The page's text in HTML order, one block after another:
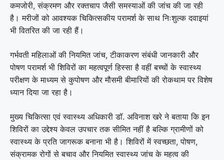
कमजोरी, संक्रमण और रक्तचाप जैसी समस्याओं की जांच की जा रही
है। मरीजों को आवश्यक चिकित्सकीय परामर्श के साथ निःशुल्क दवाइयां
भी वितरित की जा रही हैं।
गर्भवती महिलाओं की नियमित जांच, टीकाकरण संबंधी जानकारी और
पोषण परामर्श भी शिविरों का महत्वपूर्ण हिस्सा है वहीं बच्चों के स्वास्थ्य
परीक्षण के माध्यम से कुपोषण और मौसमी बीमारियों की रोकथाम पर विशेष
ध्यान दिया जा रहा है।
मुख्य चिकित्सा एवं स्वास्थ्य अधिकारी डॉ. अविनाश खरे ने बताया कि इन
शिविरों का उद्देश्य केवल उपचार तक सीमित नहीं है बल्कि ग्रामीणों को
स्वास्थ्य के प्रति जागरूक बनाना भी है। शिविरों में स्वच्छता, पोषण,
संक्रामक रोगों से बचाव और नियमित स्वास्थ्य जांच के महत्व की